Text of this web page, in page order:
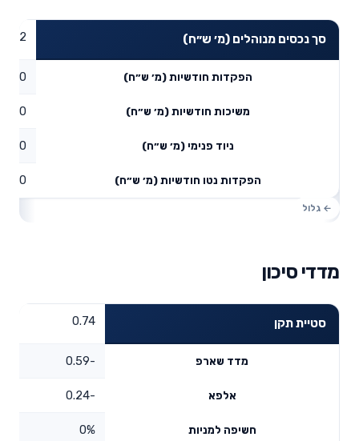
סך נכסים מנוהלים (מ׳ ש״ח) 1.02
הפקדות חודשיות (מ׳ ש״ח) 0
משיכות חודשיות (מ׳ ש״ח) 0
ניוד פנימי (מ׳ ש״ח) 0
הפקדות נטו חודשיות (מ׳ ש״ח) 0
מדדי סיכון
סטיית תקן 0.74
מדד שארפ -0.59
אלפא -0.24
חשיפה למניות 0%